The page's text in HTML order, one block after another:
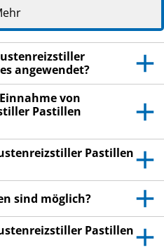
immer genau wie in
bzw. genau nach
Apothekers ein.
auf. Vielleicht
nochmals lesen.
wenn Sie weitere
Rat benötigen.
bemerken, wenden Sie
Apotheker. Dies gilt auch
nicht in dieser
sind.
fühlen oder nach einer
wenden Sie sich an
angewendet?
von
Pastillen
Pastillen
sind möglich?
Pastillen